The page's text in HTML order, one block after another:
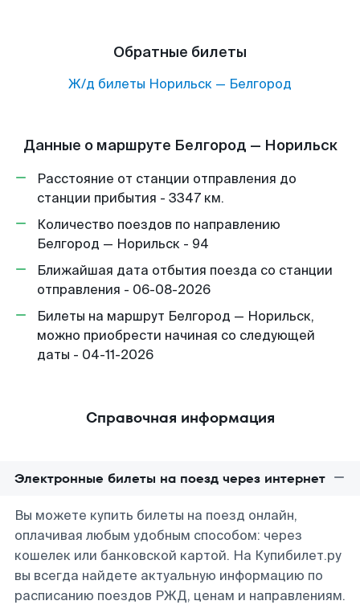
Обратные билеты
Ж/д билеты Норильск — Белгород
Данные о маршруте Белгород — Норильск
Расстояние от станции отправления до
станции прибытия - 3347 км.
Количество поездов по направлению
Белгород — Норильск - 94
Ближайшая дата отбытия поезда со станции
отправления - 06-08-2026
Билеты на маршрут Белгород — Норильск,
можно приобрести начиная со следующей
даты - 04-11-2026
Справочная информация
Электронные билеты на поезд через интернет
Вы можете купить билеты на поезд онлайн,
оплачивая любым удобным способом: через
кошелек или банковской картой. На Купибилет.ру
вы всегда найдете актуальную информацию по
расписанию поездов РЖД, ценам и направлениям.